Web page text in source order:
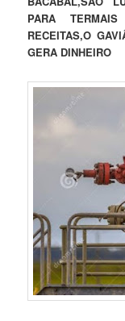
PARA TERMAIS
RECEITAS,O
GERA DINHEIRO